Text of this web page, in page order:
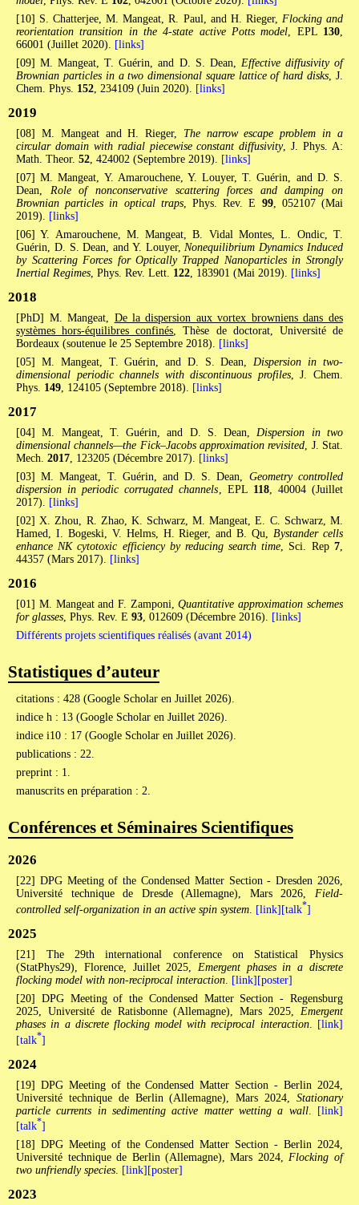
[10] S. Chatterjee, M. Mangeat, R. Paul, and H. Rieger, Flocking and
reorientation transition in the 4-state active Potts model, EPL 130,
66001 (Juillet 2020). [links]
[09] M. Mangeat, T. Guérin, and D. S. Dean, Effective diffusivity of
Brownian particles in a two dimensional square lattice of hard disks, J.
Chem. Phys. 152, 234109 (Juin 2020). [links]
2019
[08] M. Mangeat and H. Rieger, The narrow escape problem in a
circular domain with radial piecewise constant diffusivity, J. Phys. A:
Math. Theor.52, 424002 (Septembre 2019). [links]
[07] M. Mangeat, Y. Amarouchene, Y. Louyer, T. Guérin, and D. S.
Dean, Role of nonconservative scattering forces and damping on
Brownian particles in optical traps, Phys. Rev. E 99, 052107 (Mai
2019). [links]
[06] Y. Amarouchene, M. Mangeat, B. Vidal Montes, L. Ondic, T.
Guérin, D. S. Dean, and Y. Louyer,Nonequilibrium Dynamics Induced
by Scattering Forces for Optically Trapped Nanoparticles in Strongly
Inertial Regimes, Phys. Rev. Lett. 122, 183901 (Mai 2019). [links]
2018
[PhD] M. Mangeat, De la dispersion aux vortex browniens dans des
systèmes hors-équilibres confinés, Thèse de doctorat, Université de
Bordeaux (soutenue le 25 Septembre 2018). [links]
[05] M. Mangeat, T. Guérin, and D. S. Dean,Dispersion in two-
dimensional periodic channels with discontinuous profiles, J. Chem.
Phys. 149, 124105 (Septembre 2018). [links]
2017
[04] M. Mangeat, T. Guérin, and D. S. Dean,Dispersion in two
dimensional channels—the Fick–Jacobs approximation revisited, J. Stat.
Mech.2017, 123205 (Décembre 2017). [links]
[03] M. Mangeat, T. Guérin, and D. S. Dean, Geometry controlled
dispersion in periodic corrugated channels, EPL 118, 40004 (Juillet
2017). [links]
[02] X. Zhou, R. Zhao, K. Schwarz, M. Mangeat, E. C. Schwarz, M.
Hamed, I. Bogeski, V. Helms, H. Rieger, and B. Qu, Bystander cells
enhance NK cytotoxic efficiency by reducing search time, Sci. Rep 7,
44357 (Mars 2017). [links]
2016
[01] M. Mangeat and F. Zamponi,Quantitative approximation schemes
for glasses, Phys. Rev. E93, 012609 (Décembre 2016). [links]
Différents projets scientifiques réalisés (avant 2014)
Statistiques d’auteur
citations : 428 (Google Scholar en Juillet 2026).
indice h : 13 (Google Scholar en Juillet 2026).
indice i10 : 17 (Google Scholar en Juillet 2026).
publications : 22.
preprint : 1.
manuscrits en préparation : 2.
Conférences et Séminaires Scientifiques
2026
[22] DPG Meeting of the Condensed Matter Section - Dresden 2026,
Université technique de Dresde (Allemagne), Mars 2026, Field-
controlled self-organization in an active spin system. [link] [talk*]
2025
[21] The 29th international conference on Statistical Physics
(StatPhys29), Florence, Juillet 2025, Emergent phases in a discrete
flocking model with non-reciprocal interaction. [link] [poster]
[20] DPG Meeting of the Condensed Matter Section - Regensburg
2025, Université de Ratisbonne (Allemagne), Mars 2025, Emergent
phases in a discrete flocking model with reciprocal interaction. [link]
[talk*]
2024
[19] DPG Meeting of the Condensed Matter Section - Berlin 2024,
Université technique de Berlin (Allemagne), Mars 2024, Stationary
particle currents in sedimenting active matter wetting a wall. [link]
[talk*]
[18] DPG Meeting of the Condensed Matter Section - Berlin 2024,
Université technique de Berlin (Allemagne), Mars 2024,Flocking of
two unfriendly species. [link] [poster]
2023